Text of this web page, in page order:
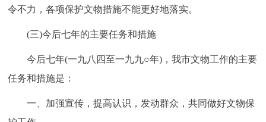
令不力，各项保护文物措施不能更好地落实。
(三)今后七年的主要任务和措施
今后七年(一九八四至一九九○年)，我市文物工作的主要
任务和措施是：
一、加强宣传，提高认识，发动群众，共同做好文物保